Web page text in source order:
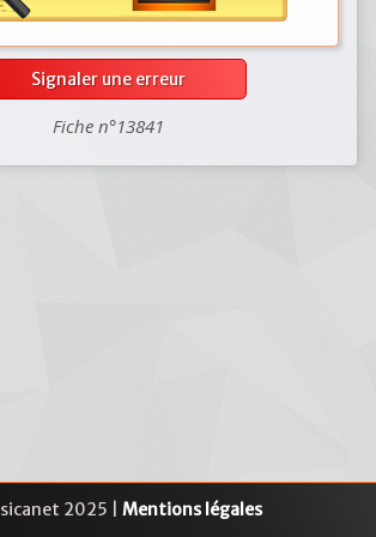
Signaler une erreur
Fiche n°13841
2025 | Mentions légales